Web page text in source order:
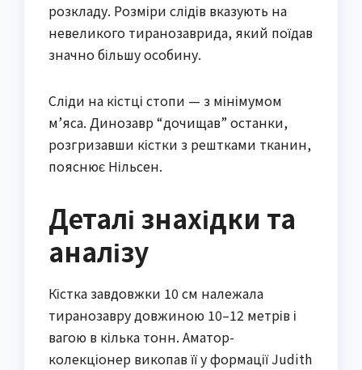
розкладу. Розміри слідів вказують на
невеликого тиранозаврида, який поїдав
значно більшу особину.
Сліди на кістці стопи — з мінімумом
м’яса. Динозавр “дочищав” останки,
розгризавши кістки з рештками тканин,
пояснює Нільсен.
Деталі знахідки та
аналізу
Кістка завдовжки 10 см належала
тиранозавру довжиною 10–12 метрів і
вагою в кілька тонн. Аматор-
колекціонер викопав її у формації Judith